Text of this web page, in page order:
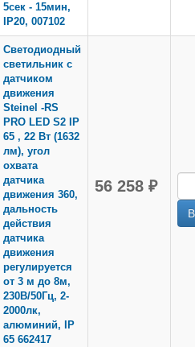
5сек - 15мин,
IP20, 007102
Светодиодный
светильник с
датчиком
движения
Steinel -RS
PRO LED S2 IP
65 , 22 Вт (1632
лм), угол
охвата
датчика
движения 360,
дальность
действия
датчика
движения
регулируется
от 3 м до 8м,
230В/50Гц, 2-
2000лк,
алюминий, IP
65 662417
56 258 ₽